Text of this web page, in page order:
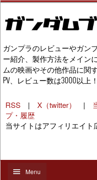
ガンプラのレビューやガン
ー紹介、製作方法をメイン
ムの映画やその他作品に関
PV、レビュー数は3000以上！
RSS | X（twitter） |
プ・履歴
当サイトはアフィリエイト
Menu